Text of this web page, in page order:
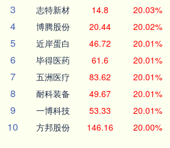
3 志特新材 14.8 20.03%
4 博腾股份 20.44 20.02%
5 近岸蛋白 46.72 20.01%
6 毕得医药 61.6 20.01%
7 五洲医疗 83.62 20.01%
8 耐科装备 49.67 20.01%
9 一博科技 53.33 20.01%
10 方邦股份 146.16 20.00%